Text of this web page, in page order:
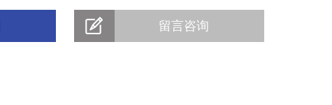
留言咨询